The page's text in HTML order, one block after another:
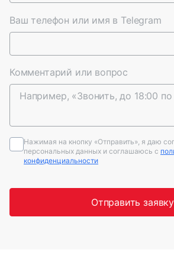
Ваш телефон или имя в Telegram
Комментарий или вопрос
Нажимая на кнопку «Отправить», я даю
персональных данных и соглашаюсь c
конфиденциальности
Отправить заявку